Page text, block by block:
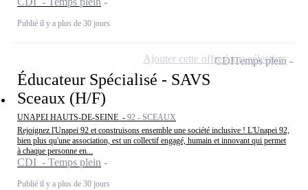
Publié il y a plus de 30 jours
Éducateur Spécialisé - SAVS
Sceaux (H/F)
UNAPEI HAUTS-DE-SEINE - 92 - SCEAUX
Rejoignez l'Unapei 92 et construisons ensemble une société inclusive ! L'Unapei 92,
bien plus qu'une association, est un collectif engagé, humain et innovant qui permet
à chaque personne en...
CDI - Temps plein
Publié il y a plus de 30 jours
CDITemps plein
Ajouter cette offre à ma sélection